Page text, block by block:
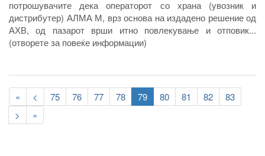
потрошувачите дека операторот со храна (увозник и
дистрибутер) АЛМА М, врз основа на издадено решение од
АХВ, од пазарот врши итно повлекување и отповик...
(отворете за повеќе информации)
Pagination
First
page
«
Previous
page
< Page
75 Page
76 Page
77 Page
78
Current
page
79 Page
80 Page
81 Page
82 Page
83
Следна
страна
>
Last
page
»